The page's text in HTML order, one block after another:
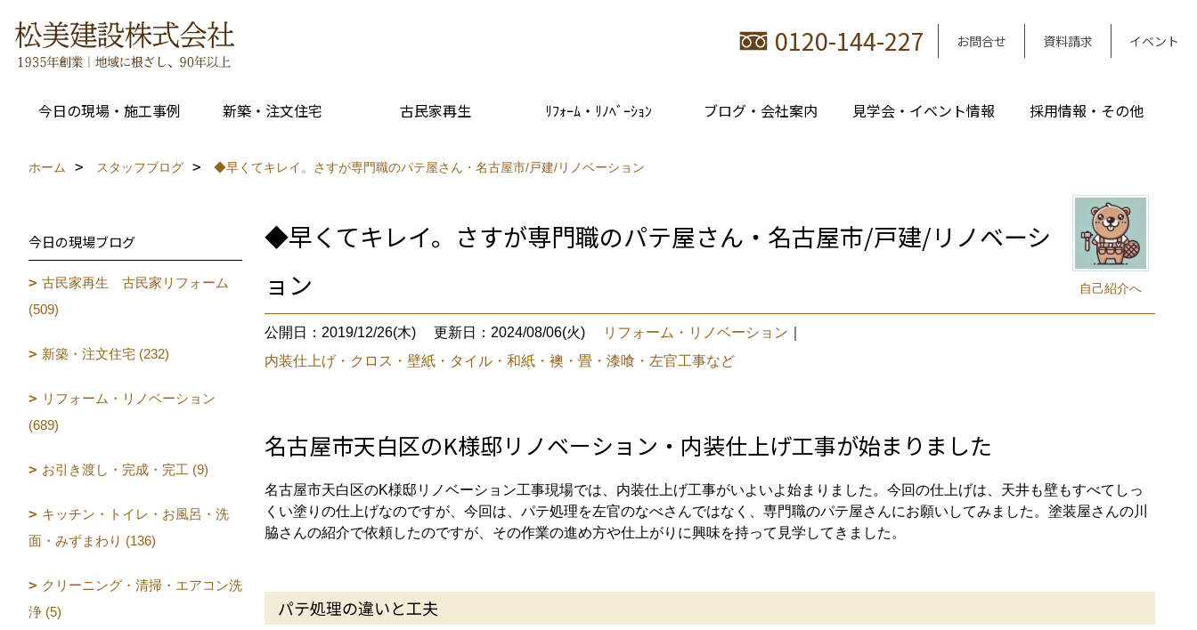
0120-144-227 お問合せ 資料請求 イベント
今日の現場・施工事例 新築・注文住宅 古民家再生 ﾘﾌｫｰﾑ・ﾘﾉﾍﾞｰｼｮﾝ ブログ・会社案内 見学会・イベント情報 採用情報・その他
ホーム スタッフブログ ◆早くてキレイ。さすが専門職のパテ屋さん・名古屋市/戸建/リノベーション
自己紹介へ
◆早くてキレイ。さすが専門職のパテ屋さん・名古屋市/戸建/リノベーシ
ョン
公開日：2019/12/26(木) 更新日：2024/08/06(火) リフォーム・リノベーション
内装仕上げ・クロス・壁紙・タイル・和紙・襖・畳・漆喰・左官工事など
名古屋市天白区のK様邸リノベーション・内装仕上げ工事が始まりました
名古屋市天白区のK様邸リノベーション工事現場では、内装仕上げ工事がいよいよ始まりました。今回の仕上げは、天井も壁もすべてしっ
くい塗りの仕上げなのですが、今回は、パテ処理を左官のなべさんではなく、専門職のパテ屋さんにお願いしてみました。塗装屋さんの川
脇さんの紹介で依頼したのですが、その作業の進め方や仕上がりに興味を持って見学してきました。
パテ処理の違いと工夫
今日の現場ブログ
古民家再生 古民家リフォーム
(509)
新築・注文住宅 (232)
リフォーム・リノベーション
(689)
お引き渡し・完成・完工 (9)
キッチン・トイレ・お風呂・洗
面・みずまわり (136)
クリーニング・清掃・エアコン洗
浄 (5)